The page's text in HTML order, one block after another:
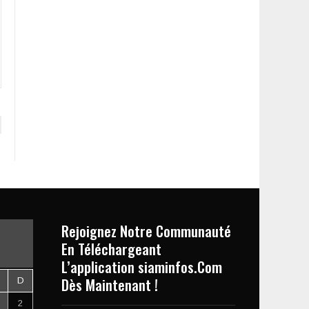
D
2
Rejoignez Notre Communauté
En Téléchargeant
L’application siaminfos.Com
Dès Maintenant !